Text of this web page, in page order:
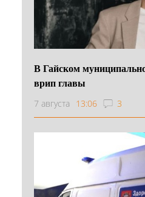
В Гайском
врип главы
7 августа 13:06 3